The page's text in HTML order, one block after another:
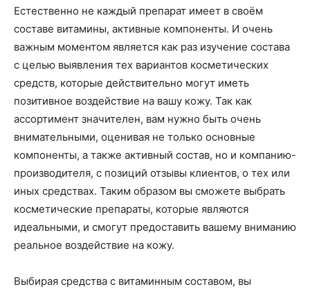
Естественно не каждый препарат имеет в своём
составе витамины, активные компоненты. И очень
важным моментом является как раз изучение состава
с целью выявления тех вариантов косметических
средств, которые действительно могут иметь
позитивное воздействие на вашу кожу. Так как
ассортимент значителен, вам нужно быть очень
внимательными, оценивая не только основные
компоненты, а также активный состав, но и компанию-
производителя, с позиций отзывы клиентов, о тех или
иных средствах. Таким образом вы сможете выбрать
косметические препараты, которые являются
идеальными, и смогут предоставить вашему вниманию
реальное воздействие на кожу.
Выбирая средства с витаминным составом, вы